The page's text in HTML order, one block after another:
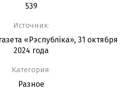
539
Источник:
«Рэспубліка», 31 октября
2024 года
Категория:
Разное